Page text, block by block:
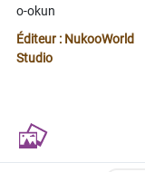
o-okun
Éditeur : NukooWorld
Studio